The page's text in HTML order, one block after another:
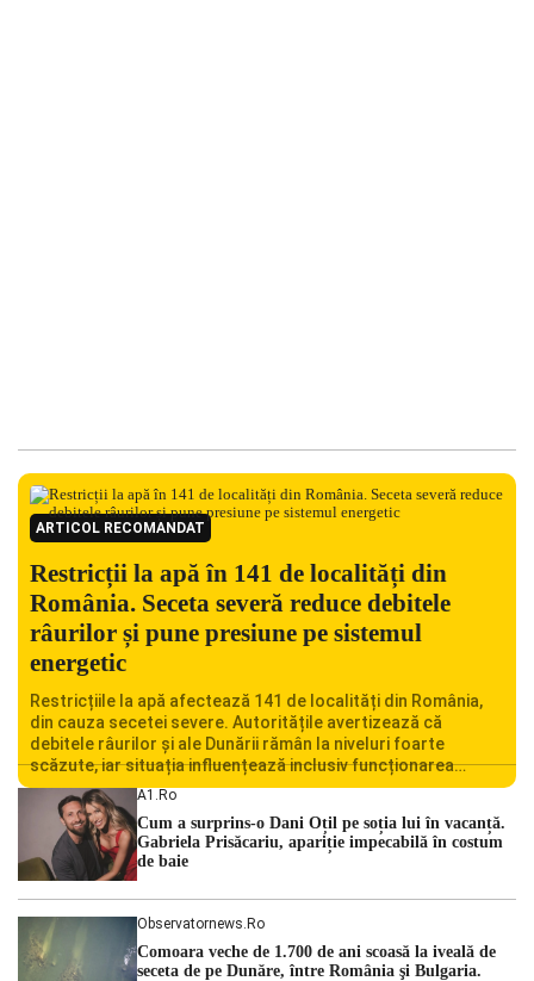
ARTICOL RECOMANDAT
Restricții la apă în 141 de localități din
România. Seceta severă reduce debitele
râurilor și pune presiune pe sistemul
energetic
Restricțiile la apă afectează 141 de localități din România,
din cauza secetei severe. Autoritățile avertizează că
debitele râurilor și ale Dunării rămân la niveluri foarte
scăzute, iar situația influențează inclusiv funcționarea
Centralei Nucleare de la Cernavodă. România se confruntă
cu una dintre cele mai dificile perioade din punct de vedere
hidrologic din ultimii ani. Lipsa […]
A1.ro
Cum a surprins-o Dani Oțil pe soția lui în vacanță.
Gabriela Prisăcariu, apariție impecabilă în costum
de baie
Observatornews.ro
Comoara veche de 1.700 de ani scoasă la iveală de
seceta de pe Dunăre, între România şi Bulgaria.